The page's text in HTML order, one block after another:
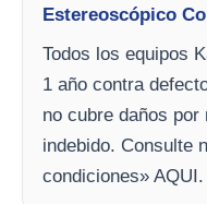
Estereoscópico
Todos los equipos
1 año contra
no cubre daños
indebido. Consulte
condiciones» AQUI.